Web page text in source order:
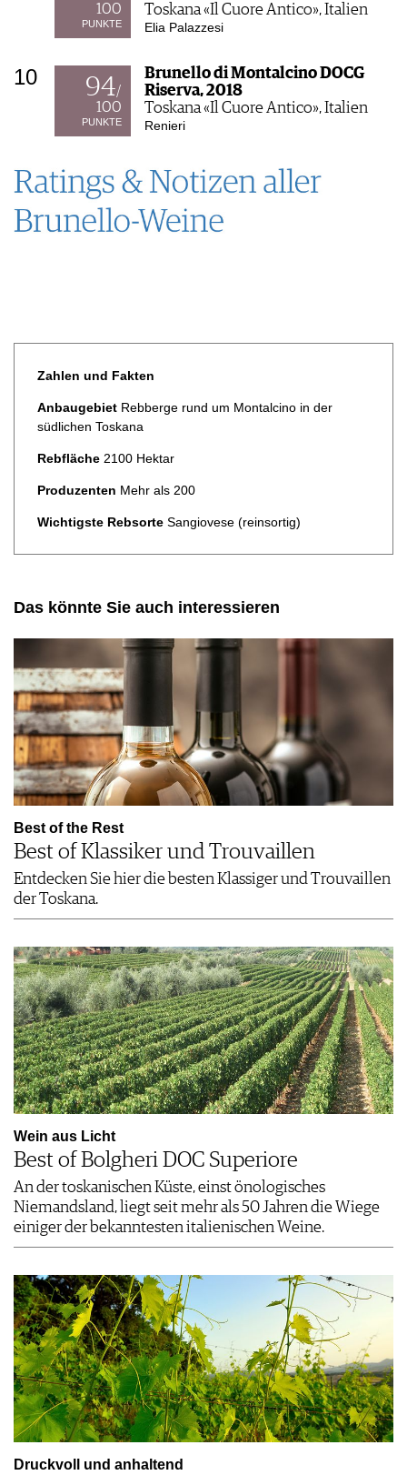
100
PUNKTE
Toskana «Il Cuore Antico», Italien
Elia Palazzesi
10 94/
100
PUNKTE
Brunello di Montalcino DOCG
Riserva, 2018
Toskana «Il Cuore Antico», Italien
Renieri
Zahlen und Fakten
Anbaugebiet Rebberge rund um Montalcino in der
südlichen Toskana
Rebfläche 2100 Hektar
Produzenten Mehr als 200
Wichtigste Rebsorte Sangiovese (reinsortig)
Das könnte Sie auch interessieren
Best of the Rest
Best of Klassiker und Trouvaillen
Entdecken Sie hier die besten Klassiger und Trouvaillen
der Toskana.
Wein aus Licht
Best of Bolgheri DOC Superiore
An der toskanischen Küste, einst önologisches
Niemandsland, liegt seit mehr als 50 Jahren die Wiege
einiger der bekanntesten italienischen Weine.
Druckvoll und anhaltend